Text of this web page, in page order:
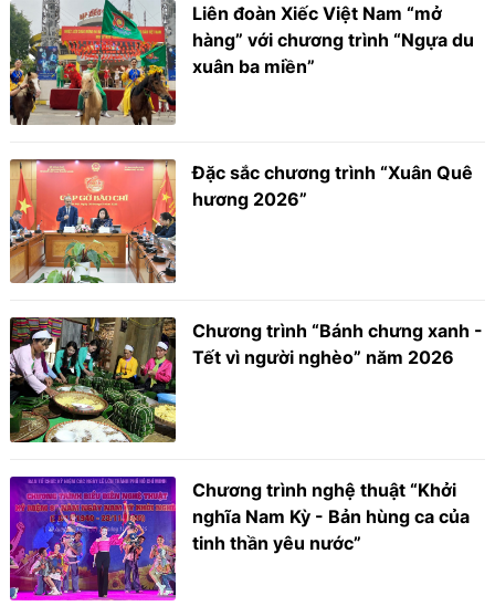
Liên đoàn Xiếc Việt Nam “mở
hàng” với chương trình “Ngựa du
xuân ba miền”
Đặc sắc chương trình “Xuân Quê
hương 2026”
Chương trình “Bánh chưng xanh -
Tết vì người nghèo” năm 2026
Chương trình nghệ thuật “Khởi
nghĩa Nam Kỳ - Bản hùng ca của
tinh thần yêu nước”